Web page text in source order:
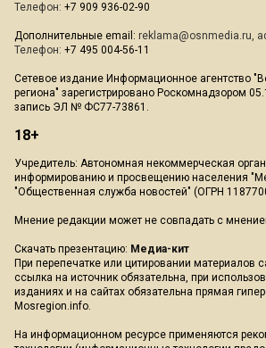
Телефон: +7 909 936-02-90
Дополнительные email: reklama@osnmedia.ru,
Телефон: +7 495 004-56-11
Сетевое издание Информационное агентство
региона" зарегистрировано Роскомнадзором
запись ЭЛ № ФС77-73861.
18+
Учредитель: Автономная некоммерческая
информированию и просвещению населения
"Общественная служба новостей" (ОГРН
Мнение редакции может не совпадать с
Скачать презентацию: Медиа-кит
При перепечатке или цитировании материалов
ссылка на источник обязательна, при
изданиях и на сайтах обязательна прямая
Mosregion.info.
На информационном ресурсе применяются